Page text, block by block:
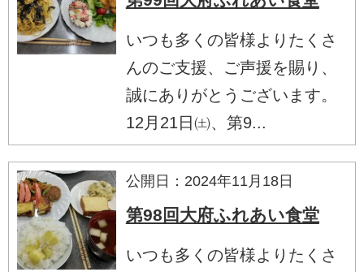
いつも多くの皆様よりたくさ
んのご支援、ご声援を賜り、
誠にありがとうございます。
12月21日㈯、第9...
公開日：2024年11月18日
第98回大府ふれあい食堂
いつも多くの皆様よりたくさ